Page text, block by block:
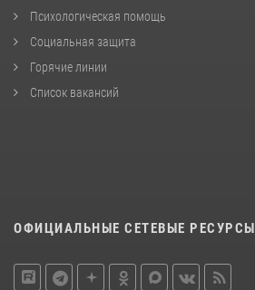
Психологическая помощь
Социальная защита
Горячие линии
Список вакансий
ОФИЦИАЛЬНЫЕ СЕТЕВЫЕ РЕСУРСЫ